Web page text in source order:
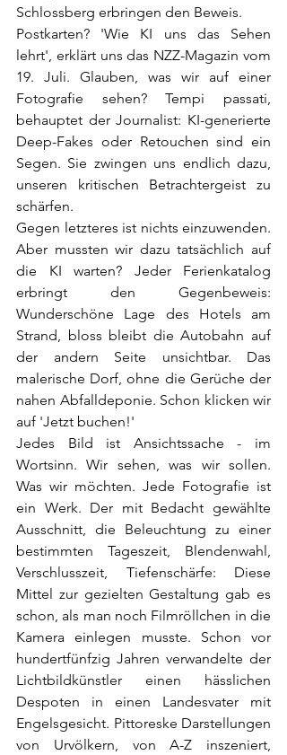
Schlossberg erbringen den Beweis.
Postkarten? 'Wie KI uns das Sehen
lehrt', erklärt uns das NZZ-Magazin vom
19. Juli. Glauben, was wir auf einer
Fotografie sehen? Tempi passati,
behauptet der Journalist: KI-generierte
Deep-Fakes oder Retouchen sind ein
Segen. Sie zwingen uns endlich dazu,
unseren kritischen Betrachtergeist zu
schärfen.
Gegen letzteres ist nichts einzuwenden.
Aber mussten wir dazu tatsächlich auf
die KI warten? Jeder Ferienkatalog
erbringt den Gegenbeweis:
Wunderschöne Lage des Hotels am
Strand, bloss bleibt die Autobahn auf
der andern Seite unsichtbar. Das
malerische Dorf, ohne die Gerüche der
nahen Abfalldeponie. Schon klicken wir
auf 'Jetzt buchen!'
Jedes Bild ist Ansichtssache - im
Wortsinn. Wir sehen, was wir sollen.
Was wir möchten. Jede Fotografie ist
ein Werk. Der mit Bedacht gewählte
Ausschnitt, die Beleuchtung zu einer
bestimmten Tageszeit, Blendenwahl,
Verschlusszeit, Tiefenschärfe: Diese
Mittel zur gezielten Gestaltung gab es
schon, als man noch Filmröllchen in die
Kamera einlegen musste. Schon vor
hundertfünfzig Jahren verwandelte der
Lichtbildkünstler einen hässlichen
Despoten in einen Landesvater mit
Engelsgesicht. Pittoreske Darstellungen
von Urvölkern, von A-Z inszeniert,